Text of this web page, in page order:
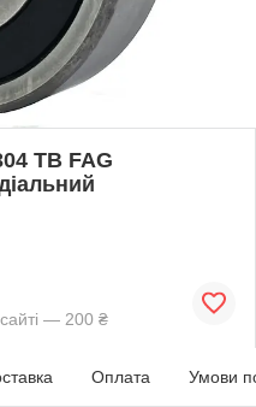
TB FAG
— 200 ₴
Оплата Умови